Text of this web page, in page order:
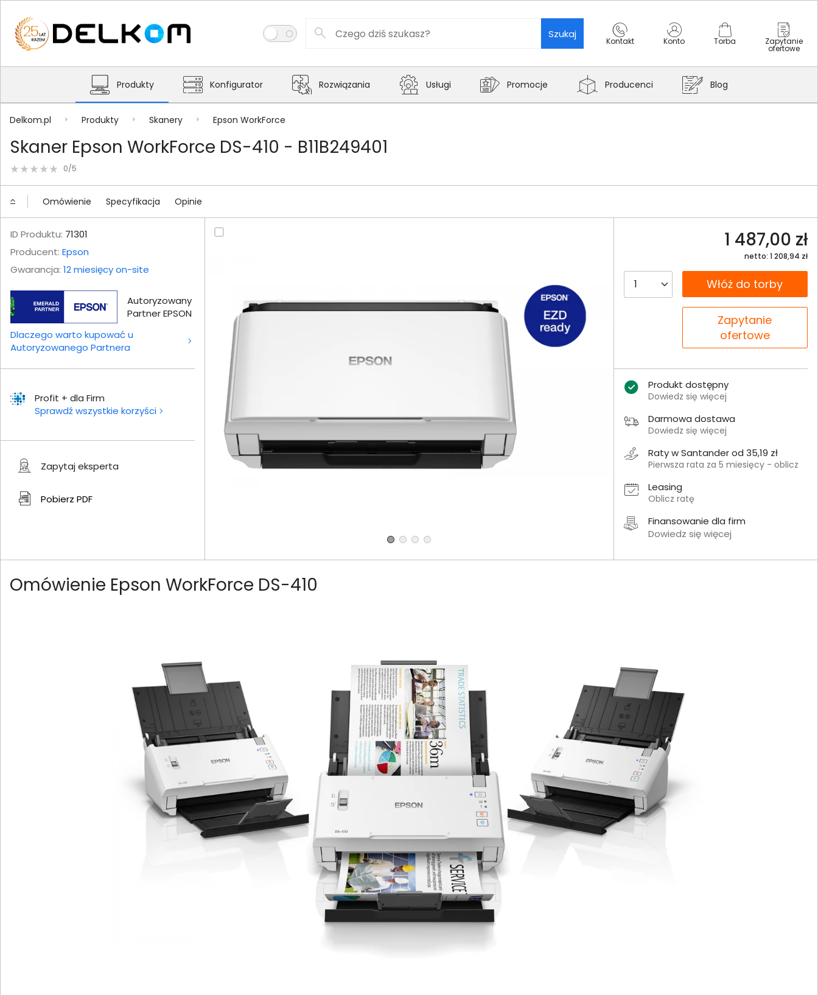
Szukaj
Kontakt Konto Torba Zapytanie
ofertowe
Produkty Konfigurator Rozwiązania Usługi Promocje Producenci Blog
Delkom.pl Produkty Skanery Epson WorkForce
Skaner Epson WorkForce DS-410 - B11B249401
0/5
Omówienie Specyfikacja Opinie
ID Produktu: 71301
Producent: Epson
Gwarancja: 12 miesięcy on-site
Autoryzowany
Partner EPSON
Dlaczego warto kupować u
Autoryzowanego Partnera
Profit + dla Firm
Sprawdź wszystkie korzyści
Zapytaj eksperta
Pobierz PDF
1 487,00 zł
netto: 1 208,94 zł
__B2C.PRODUCT.QUANTITY
__B2C.PRODUCT.QUANTITY
Włóż do torby
Zapytanie
ofertowe
Produkt dostępny
Dowiedz się więcej
Darmowa dostawa
Dowiedz się więcej
Raty w Santander od 35,19 zł
Pierwsza rata za 5 miesięcy - oblicz
Leasing
Oblicz ratę
Finansowanie dla firm
Dowiedz się więcej
Omówienie Epson WorkForce DS-410